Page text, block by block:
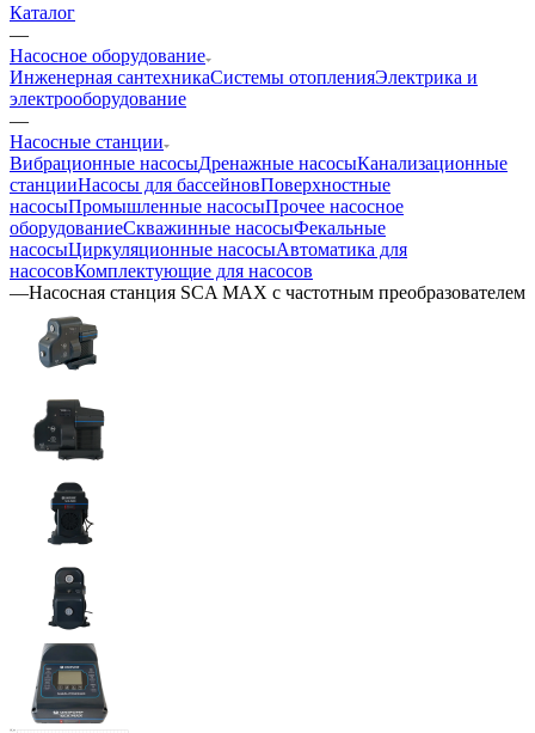
Каталог
—
Насосное оборудование
Инженерная сантехникаСистемы отопленияЭлектрика и
электрооборудование
—
Насосные станции
Вибрационные насосыДренажные насосыКанализационные
станцииНасосы для бассейновПоверхностные
насосыПромышленные насосыПрочее насосное
оборудованиеСкважинные насосыФекальные
насосыЦиркуляционные насосыАвтоматика для
насосовКомплектующие для насосов
—Насосная станция SCA MAX с частотным преобразователем